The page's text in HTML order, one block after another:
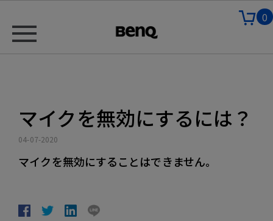
0
マイクを無効にするには？
04-07-2020
マイクを無効にすることはできません。